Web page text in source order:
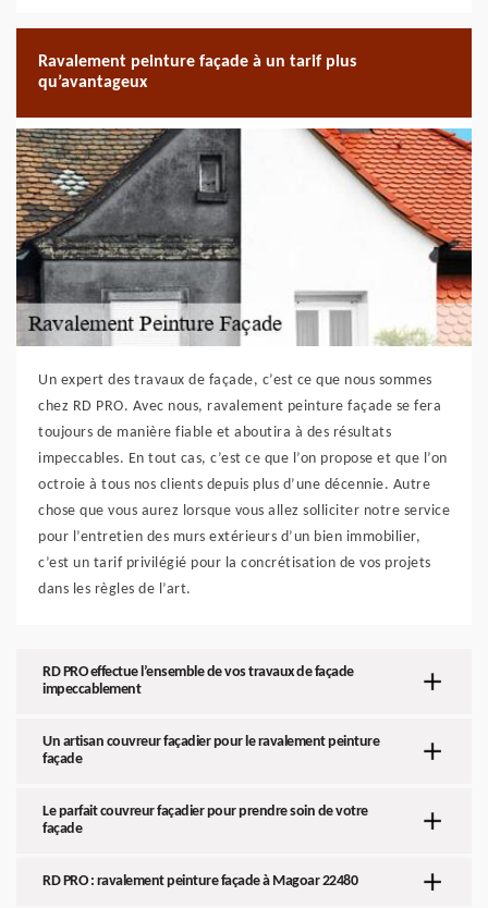
Ravalement peinture façade à un tarif plus
qu’avantageux
Un expert des travaux de façade, c’est ce que nous sommes
chez RD PRO. Avec nous, ravalement peinture façade se fera
toujours de manière fiable et aboutira à des résultats
impeccables. En tout cas, c’est ce que l’on propose et que l’on
octroie à tous nos clients depuis plus d’une décennie. Autre
chose que vous aurez lorsque vous allez solliciter notre service
pour l’entretien des murs extérieurs d’un bien immobilier,
c’est un tarif privilégié pour la concrétisation de vos projets
dans les règles de l’art.
RD PRO effectue l’ensemble de vos travaux de façade
impeccablement
Un artisan couvreur façadier pour le ravalement peinture
façade
Le parfait couvreur façadier pour prendre soin de votre
façade
RD PRO : ravalement peinture façade à Magoar 22480